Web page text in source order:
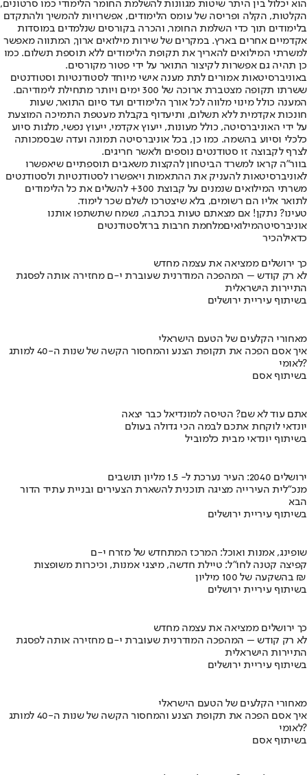
הוא יכלול בין היתר שיטות מגוונות להשלמת החומר הלימודי כמו סרטונים,
הקלטות, הקלה ופריסה של עומס הלימודים, אפשרויות להמשיך ולהתקדם
בלימודים תוך כדי השלמת החומר, והכרה בקורסים שנלמדים במוסדות
אקדמיים אחרים בארץ. במקרים של שירות מילואים ארוך, המתווה מאפשר
למשרתי המילואים להאריך את תקופת הלימודים ללא תוספת תשלום. כמו
כן תהיה גם אפשרות לקיצור התואר על ידי פטור מקורסים.
באוניברסיטאות אמורים לתת מענה אישי מיוחד לסטודנטיות וסטודנטים
ששרתו תקופה מצטברת ארוכה של 300 ימים ויותר מתחילת לימודיהם.
המענה כולל מינוי מלווה לכל אורך הלימודים ועד סיום התואר, שעות
חונכות אקדמית ללא תשלום, ותיעדוף בקבלת מעטפת התמיכה המוצעת
על ידי האוניברסיטה, כולל מעונות, ייעוץ אקדמי, ייעוץ נפשי, מלגות סיוע
כלכלי וסיוע בהשמה. כמו כן, בכל אוניברסיטה תמונה ועדה שבסמכותה
לצרף לקבוצה זו סטודנטים נוספים ולאשר חריגים.
בוור"ה קראו למשרד הביטחון להקצות משאבים תוספתיים שיאפשרו
לאוניברסיטאות להעניק את ההתאמות ויאפשרו לסטודנטיות ולסטודנטים
משרתי המילואים שנמנים על קבוצת 300+ להשלים את כל הלימודים
לתואר אליו הם רשומים, בלא שיצטרכו לשלם שכר לימוד.
טעינו? נתקן! אם מצאתם טעות בכתבה, נשמח שתשתפו אותנו
אוניברסיטהמילואיםמלחמת חרבות ברזלסטודנטים
כדאילהכיר
כך ירושלים ממציאה את עצמה מחדש
לא רק קודש – המהפכה המודרנית שעוברת י-ם מחזירה אותה לפסגת
התיירות הישראלית
בשיתוף עיריית ירושלים
מאחורי הקלעים של הטעם הישראלי
איך אסם הפכה את תקופת הצנע והמחסור הקשה של שנות ה-40 למותג
לאומי?
בשיתוף אסם
אתם עוד לא שם? הטיסה למונדיאל כבר יצאה
יונדאי לוקחת אתכם לבמה הכי גדולה בעולם
בשיתוף יונדאי מבית כלמוביל
ירושלים 2040: העיר נערכת ל- 1.5 מליון תושבים
מנכ"לית העירייה מציגה תוכנית להשארת הצעירים ובניית עתיד הדור
הבא
בשיתוף עיריית ירושלים
שופינג, אמנות ואוכל: המרכז המתחדש של מזרח י-ם
קפיצה קטנה לחו"ל: טיילת חדשה, מיצגי אמנות, וכיכרות משופצות
בהשקעה של 100 מיליון ₪
בשיתוף עיריית ירושלים
כך ירושלים ממציאה את עצמה מחדש
לא רק קודש – המהפכה המודרנית שעוברת י-ם מחזירה אותה לפסגת
התיירות הישראלית
בשיתוף עיריית ירושלים
מאחורי הקלעים של הטעם הישראלי
איך אסם הפכה את תקופת הצנע והמחסור הקשה של שנות ה-40 למותג
לאומי?
בשיתוף אסם